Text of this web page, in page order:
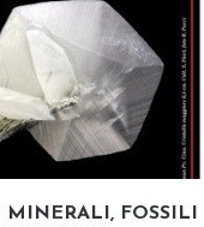
MINERALI, FOSSILI